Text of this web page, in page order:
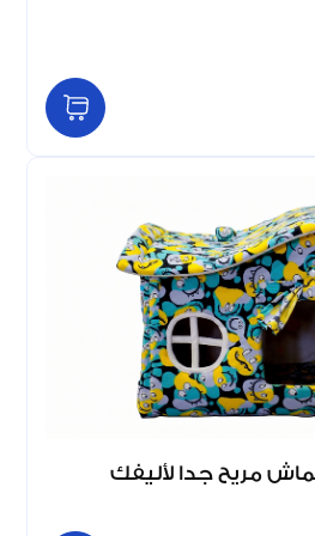
مريح جدا لأليفك